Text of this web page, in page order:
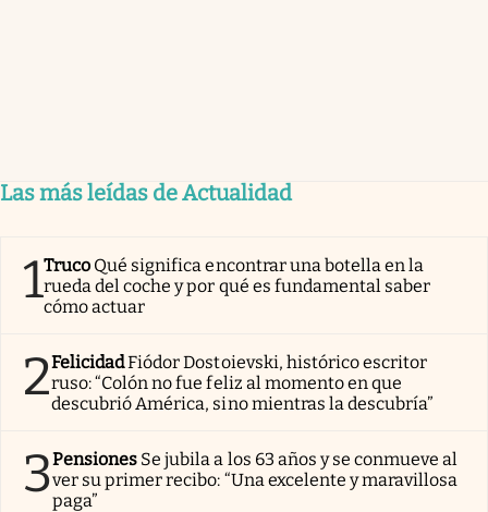
Las más leídas de Actualidad
1Truco Qué significa encontrar una botella en la
rueda del coche y por qué es fundamental saber
cómo actuar
2FelicidadFiódor Dostoievski, histórico escritor
ruso: “Colón no fue feliz al momento en que
descubrió América, sino mientras la descubría”
3Pensiones Se jubila a los 63 años y se conmueve al
ver su primer recibo: “Una excelente y maravillosa
paga”